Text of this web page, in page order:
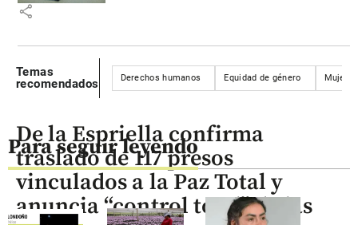
share
Temas
recomendados
Derechos humanos Equidad de género Mujeres
Para seguir leyendo
De la Espriella confirma
traslado de 117 presos
vinculados a la Paz Total y
anuncia “control total” de las